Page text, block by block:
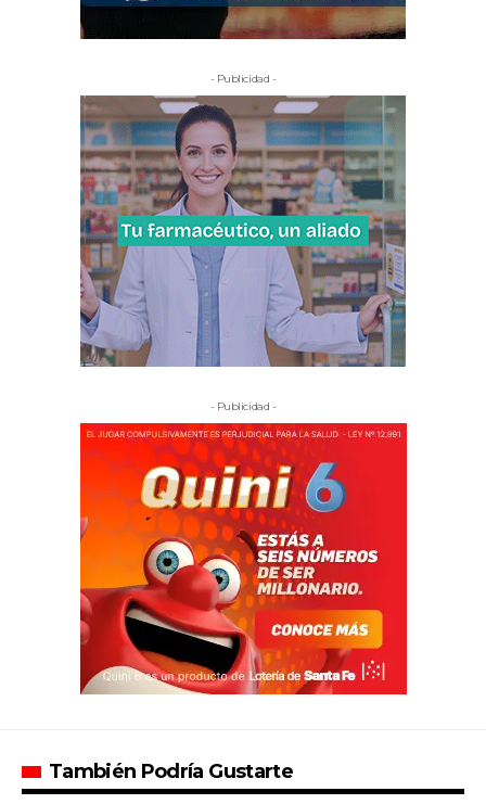
- Publicidad -
- Publicidad -
También Podría Gustarte